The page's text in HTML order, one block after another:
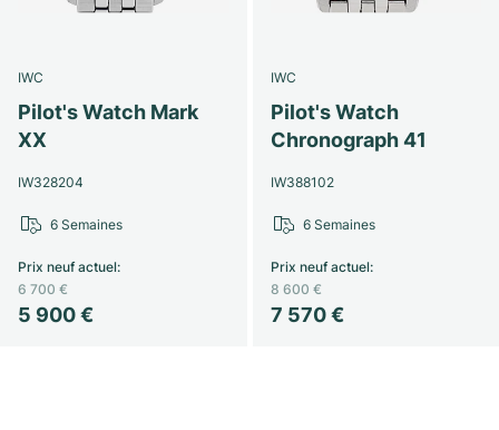
IWC
Pilot's Watch Mark
XX
IW328204
5 900 €
Prix neuf actuel:
6 700 €
6 Semaines
IWC
Pilot's Watch
Chronograph 41
IW388102
7 570 €
Prix neuf actuel:
8 600 €
6 Semaines